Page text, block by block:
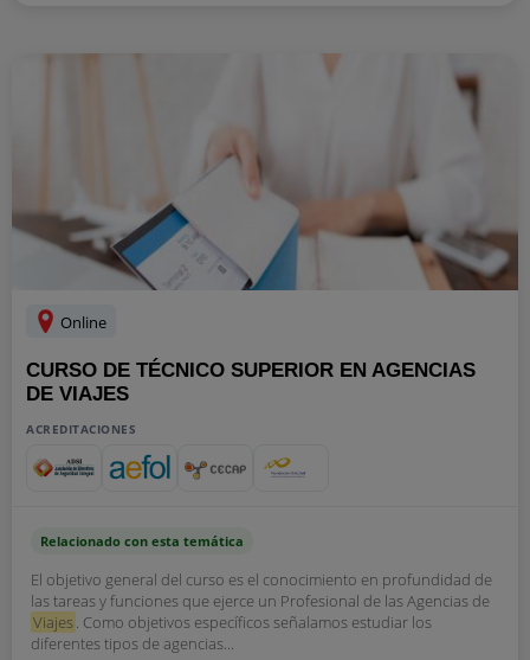
Online
CURSO DE TÉCNICO SUPERIOR EN AGENCIAS
DE VIAJES
ACREDITACIONES
Relacionado con esta temática
El objetivo general del curso es el conocimiento en profundidad de
las tareas y funciones que ejerce un Profesional de las Agencias de
Viajes. Como objetivos específicos señalamos estudiar los
diferentes tipos de agencias...